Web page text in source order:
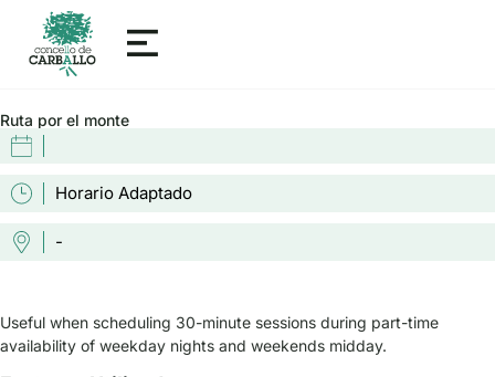
Ruta por el monte
Horario Adaptado
-
Useful when scheduling 30-minute sessions during part-time
availability of weekday nights and weekends midday.